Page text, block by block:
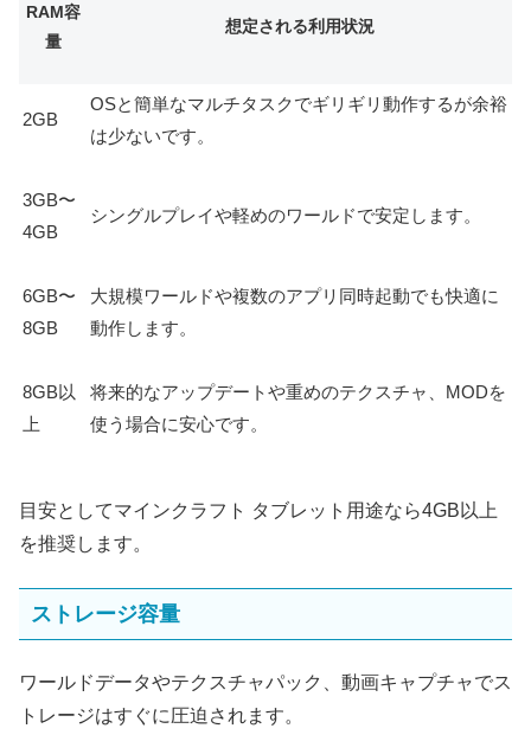
RAM容
量
想定される利用状況
2GB
OSと簡単なマルチタスクでギリギリ動作するが余裕
は少ないです。
3GB〜
4GB
シングルプレイや軽めのワールドで安定します。
6GB〜
8GB
大規模ワールドや複数のアプリ同時起動でも快適に
動作します。
8GB以
上
将来的なアップデートや重めのテクスチャ、MODを
使う場合に安心です。
目安としてマインクラフト タブレット用途なら4GB以上
を推奨します。
ストレージ容量
ワールドデータやテクスチャパック、動画キャプチャでス
トレージはすぐに圧迫されます。